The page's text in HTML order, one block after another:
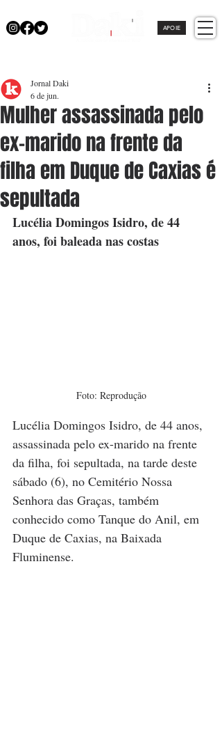
APOIE
Mulher assassinada pelo
ex-marido na frente da
filha em Duque de Caxias é
sepultada
Jornal Daki
6 de jun.
Lucélia Domingos Isidro, de 44
anos, foi baleada nas costas
Foto: Reprodução
Lucélia Domingos Isidro, de 44 anos,
assassinada pelo ex-marido na frente
da filha, foi sepultada, na tarde deste
sábado (6), no Cemitério Nossa
Senhora das Graças, também
conhecido como Tanque do Anil, em
Duque de Caxias, na Baixada
Fluminense.